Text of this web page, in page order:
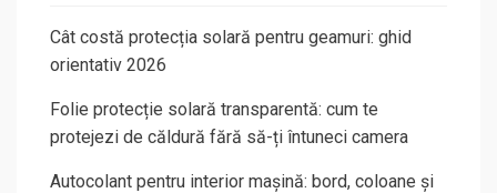
Cât costă protecția solară pentru geamuri: ghid
orientativ 2026
Folie protecție solară transparentă: cum te
protejezi de căldură fără să-ți întuneci camera
Autocolant pentru interior mașină: bord, coloane și